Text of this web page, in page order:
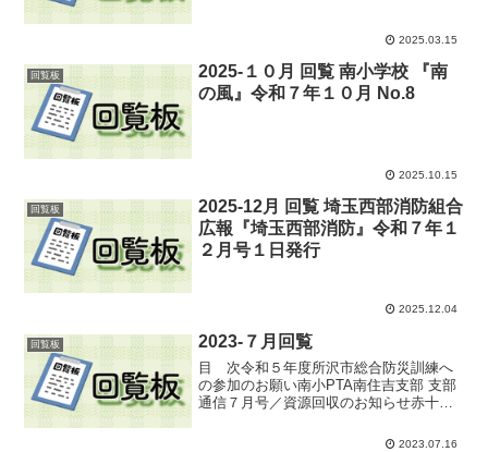
2025.03.15
回覧板
2025-１０月 回覧 南小学校 『南
の風』令和７年１０月 No.8
2025.10.15
回覧板
2025-12月 回覧 埼玉西部消防組合
広報『埼玉西部消防』令和７年１
２月号１日発行
2025.12.04
回覧板 2023-７月回覧
目 次令和５年度所沢市総合防災訓練へ
の参加のお願い南小PTA南住吉支部 支部
通信７月号／資源回収のお知らせ赤十字
度所沢市総合防災訓練への参加のお願い
2023.07.16